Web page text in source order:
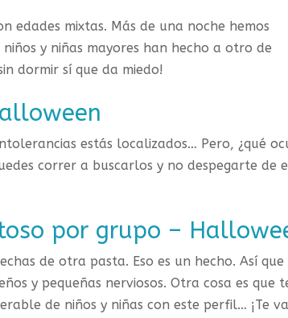
edades mixtas. Más de una noche hemos
y niñas mayores han hecho a otro de
dormir sí que da miedo!
estás localizados… Pero, ¿qué
correr a buscarlos y no despegarte de
por grupo –
de otra pasta. Eso es un hecho. Así que
y pequeñas nerviosos. Otra cosa es que
de niños y niñas con este perfil… ¡Te